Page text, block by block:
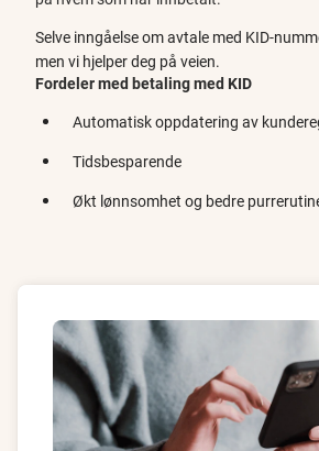
Selve inngåelse om avtale med KID-
men vi hjelper deg på veien.
Fordeler med betaling med KID
Automatisk oppdatering av
Tidsbesparende
Økt lønnsomhet og bedre